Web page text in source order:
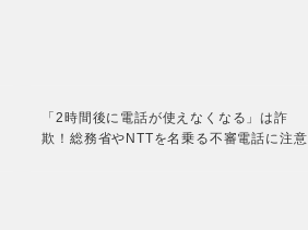
「2時間後に電話が使えなくなる」は詐
欺！総務省やNTTを名乗る不審電話に注意